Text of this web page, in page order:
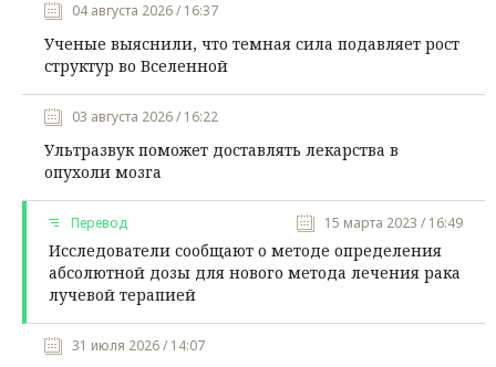
04 августа 2026 / 16:37
Ученые выяснили, что темная сила подавляет рост
структур во Вселенной
03 августа 2026 / 16:22
Ультразвук поможет доставлять лекарства в
опухоли мозга
Перевод 15 марта 2023 / 16:49
Исследователи сообщают о методе определения
абсолютной дозы для нового метода лечения рака
лучевой терапией
31 июля 2026 / 14:07